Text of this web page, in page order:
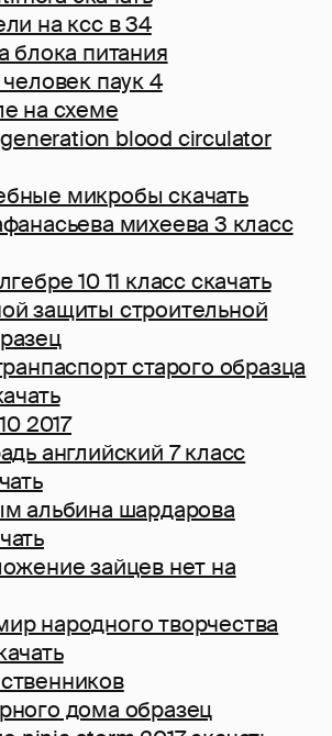
на ксс в 34
блока питания
паук 4
на схеме
blood circulator
микробы скачать
михеева 3 класс
10 11 класс скачать
защиты строительной
старого образца
2017
английский 7 класс
альбина шардарова
зайцев нет на
народного творчества
дома образец